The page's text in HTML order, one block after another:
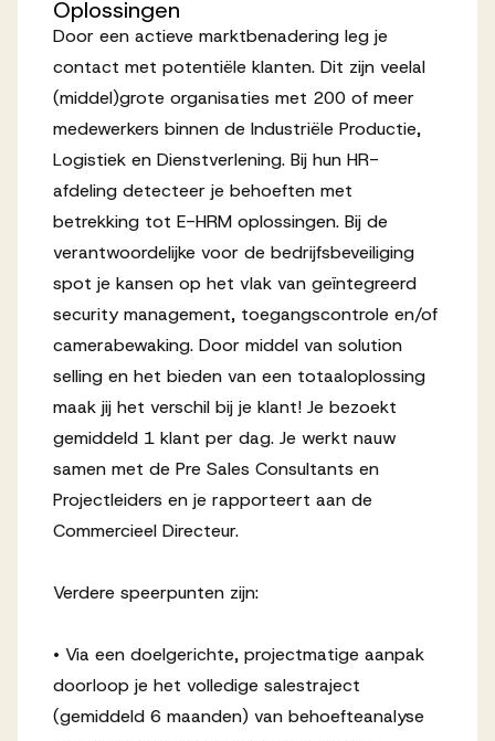
Werken bij AV
Aanmelden
Werken bij AV
Voor kandidaten
Oplossingen
Door een actieve marktbenadering leg je
contact met potentiële klanten. Dit zijn veelal
(middel)grote organisaties met 200 of meer
medewerkers binnen de Industriële Productie,
Logistiek en Dienstverlening. Bij hun HR-
afdeling detecteer je behoeften met
betrekking tot E-HRM oplossingen. Bij de
verantwoordelijke voor de bedrijfsbeveiliging
spot je kansen op het vlak van geïntegreerd
security management, toegangscontrole en/of
camerabewaking. Door middel van solution
selling en het bieden van een totaaloplossing
maak jij het verschil bij je klant! Je bezoekt
gemiddeld 1 klant per dag. Je werkt nauw
samen met de Pre Sales Consultants en
Projectleiders en je rapporteert aan de
Commercieel Directeur.
Verdere speerpunten zijn:
• Via een doelgerichte, projectmatige aanpak
doorloop je het volledige salestraject
(gemiddeld 6 maanden) van behoefteanalyse